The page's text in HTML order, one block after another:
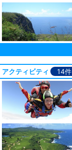
アクティビティ 14件